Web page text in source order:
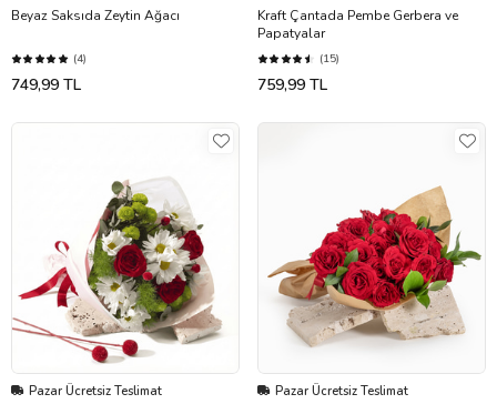
Beyaz Saksıda Zeytin Ağacı
(4)
749,99 TL
Kraft Çantada Pembe Gerbera ve
Papatyalar
(15)
759,99 TL
Pazar Ücretsiz Teslimat Pazar Ücretsiz Teslimat